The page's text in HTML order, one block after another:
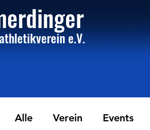
rdinger
ine.V.
Alle Verein Events